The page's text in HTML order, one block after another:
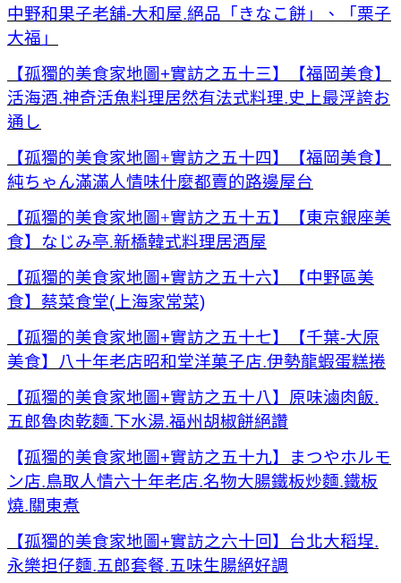
中野和果子老舖-大和屋.絕品「きなこ餅」、「栗子
大福」
【孤獨的美食家地圖+實訪之五十三】【福岡美食】
活海酒.神奇活魚料理居然有法式料理.史上最浮誇お
通し
【孤獨的美食家地圖+實訪之五十四】【福岡美食】
純ちゃん滿滿人情味什麼都賣的路邊屋台
【孤獨的美食家地圖+實訪之五十五】【東京銀座美
食】なじみ亭.新橋韓式料理居酒屋
【孤獨的美食家地圖+實訪之五十六】【中野區美
食】蔡菜食堂(上海家常菜)
【孤獨的美食家地圖+實訪之五十七】【千葉-大原
美食】八十年老店昭和堂洋菓子店.伊勢龍蝦蛋糕捲
【孤獨的美食家地圖+實訪之五十八】原味滷肉飯.
五郎魯肉乾麵.下水湯.福州胡椒餅絕讚
【孤獨的美食家地圖+實訪之五十九】まつやホルモ
ン店.鳥取人情六十年老店.名物大腸鐵板炒麵.鐵板
燒.關東煮
【孤獨的美食家地圖+實訪之六十回】台北大稻埕.
永樂担仔麵.五郎套餐.五味生腸絕好調